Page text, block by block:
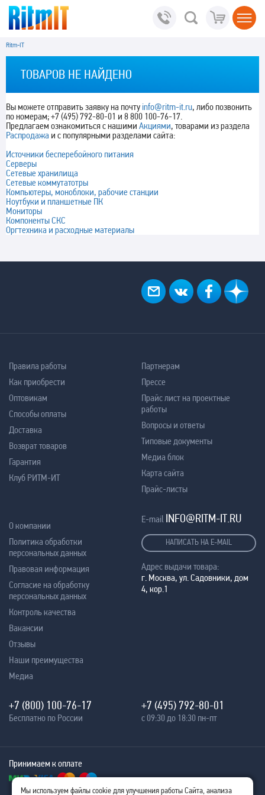
Ritm-IT
ТОВАРОВ НЕ НАЙДЕНО
Вы можете отправить заявку на почту info@ritm-it.ru, либо позвонить
по номерам; +7 (495) 792-80-01 и 8 800 100-76-17.
Предлагаем ознакомиться с нашими Акциями, товарами из раздела
Распродажа и с популярными разделами сайта:
Источники бесперебойного питания
Серверы
Сетевые хранилища
Сетевые коммутатотры
Компьютеры, моноблоки, рабочие станции
Ноутбуки и планшетные ПК
Мониторы
Компоненты СКС
Оргтехника и расходные материалы
Правила работы
Как приобрести
Оптовикам
Способы оплаты
Доставка
Возврат товаров
Гарантия
Клуб РИТМ-ИТ
Партнерам
Прессе
Прайс лист на проектные
работы
Вопросы и ответы
Типовые документы
Медиа блок
Карта сайта
Прайс-листы
О компании
Политика обработки
персональных данных
Правовая информация
Согласие на обработку
персональных данных
Контроль качества
Вакансии
Отзывы
Наши преимущества
Медиа
E-mail INFO@RITM-IT.RU
НАПИСАТЬ НА E-MAIL
Адрес выдачи товара:
г. Москва, ул. Садовники, дом
4, кор.1
+7 (800) 100-76-17
Бесплатно по России
+7 (495) 792-80-01
с 09:30 до 18:30 пн-пт
Принимаем к оплате
Мы используем файлы cookie для улучшения работы Сайта, анализа